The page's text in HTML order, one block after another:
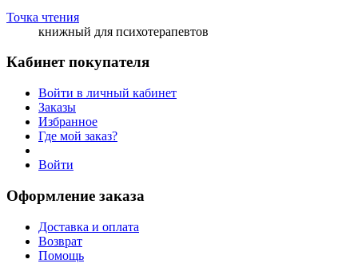
Точка чтения
книжный для психотерапевтов
Кабинет покупателя
Войти в личный кабинет
Заказы
Избранное
Где мой заказ?
Войти
Оформление заказа
Доставка и оплата
Возврат
Помощь